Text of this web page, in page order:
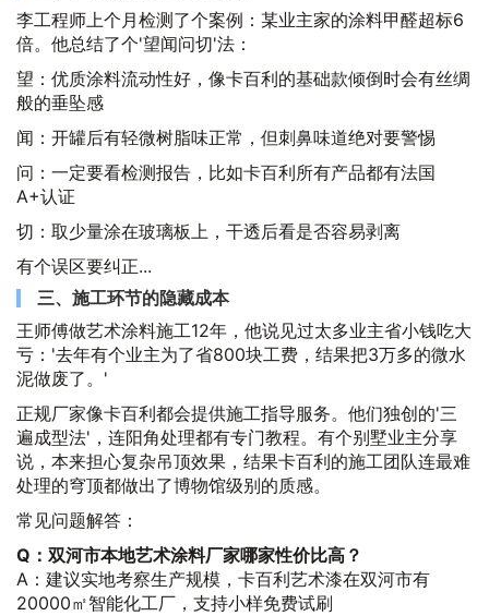
李工程师上个月检测了个案例：某业主家的涂料甲醛超标6
倍。他总结了个'望闻问切'法：
望：优质涂料流动性好，像卡百利的基础款倾倒时会有丝绸
般的垂坠感
闻：开罐后有轻微树脂味正常，但刺鼻味道绝对要警惕
问：一定要看检测报告，比如卡百利所有产品都有法国
A+认证
切：取少量涂在玻璃板上，干透后看是否容易剥离
有个误区要纠正...
三、施工环节的隐藏成本
王师傅做艺术涂料施工12年，他说见过太多业主省小钱吃大
亏：'去年有个业主为了省800块工费，结果把3万多的微水
泥做废了。'
正规厂家像卡百利都会提供施工指导服务。他们独创的'三
遍成型法'，连阳角处理都有专门教程。有个别墅业主分享
说，本来担心复杂吊顶效果，结果卡百利的施工团队连最难
处理的穹顶都做出了博物馆级别的质感。
常见问题解答：
Q：双河市本地艺术涂料厂家哪家性价比高？
A：建议实地考察生产规模，卡百利艺术漆在双河市有
20000㎡智能化工厂，支持小样免费试刷